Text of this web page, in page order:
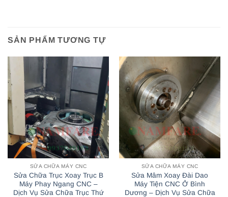
SẢN PHẨM TƯƠNG TỰ
SỬA CHỮA MÁY CNC
Sửa Chữa Trục Xoay Trục B
Máy Phay Ngang CNC –
Dịch Vụ Sửa Chữa Trục Thứ
SỬA CHỮA MÁY CNC
Sửa Mâm Xoay Đài Dao
Máy Tiện CNC Ở Bình
Dương – Dịch Vụ Sửa Chữa